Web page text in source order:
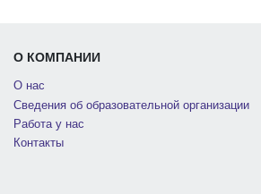
О КОМПАНИИ
О нас
Сведения об образовательной организации
Работа у нас
Контакты